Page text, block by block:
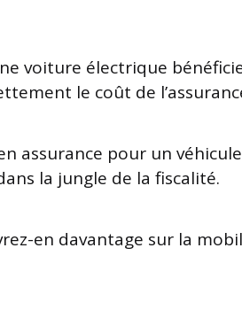
voiture électrique
le coût de
assurance pour un véhicule
la jungle de la fiscalité.
en davantage sur la